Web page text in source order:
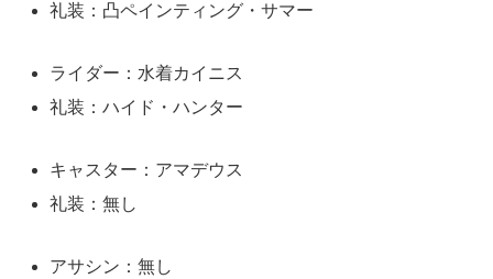
礼装：凸ペインティング・サマー
ライダー：水着カイニス
礼装：ハイド・ハンター
キャスター：アマデウス
礼装：無し
アサシン：無し